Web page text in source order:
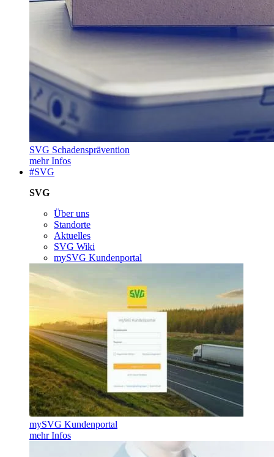
SVG Schadensprävention
mehr Infos
#SVG
SVG
Über uns
Standorte
Aktuelles
SVG Wiki
mySVG Kundenportal
mySVG Kundenportal
mehr Infos